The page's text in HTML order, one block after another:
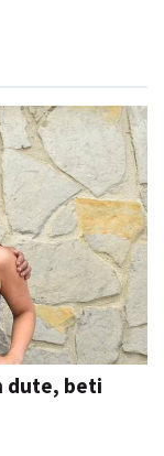
dute, beti